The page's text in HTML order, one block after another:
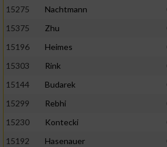
15275
Nachtmann
15375
Zhu
15196
Heimes
15303
Rink
15144
Budarek
15299
Rebhi
15230
Kontecki
15192
Hasenauer